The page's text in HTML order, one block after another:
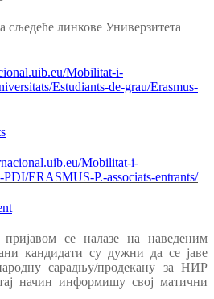
сљедеће линкове Универзитета
Mobilitat-i-
Estudiants-de-grau/Erasmus-
Mobilitat-i-
ERASMUS-P.-associats-entrants/
се налазе на наведеним
кандидати су дужни да се јаве
сарадњу/продекану за НИР
начин информишу свој матични